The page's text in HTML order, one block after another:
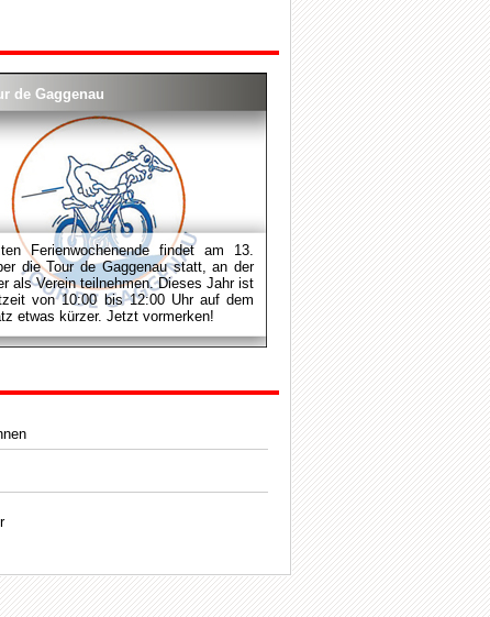
de Gaggenau
Ferienwochenende findet am 13.
die Tour de Gaggenau statt, an der
als Verein teilnehmen.Dieses Jahr ist
von 10:00 bis 12:00 Uhr auf dem
etwas kürzer. Jetzt vormerken!